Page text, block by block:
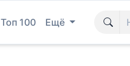
Топ 100 Ещё